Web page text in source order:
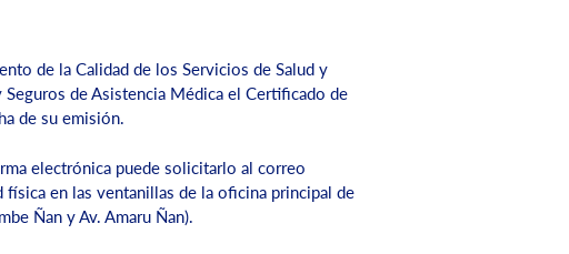
de la Calidad de los Servicios de Salud y
Seguros de Asistencia Médica el Certificado de
de su emisión.
electrónica puede solicitarlo al correo
en las ventanillas de la oficina principal de
Ñan y Av. Amaru Ñan).